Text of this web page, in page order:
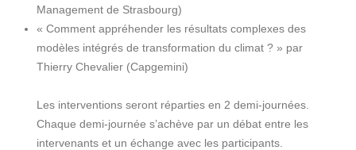
Management de Strasbourg)
« Comment appréhender les résultats complexes des
modèles intégrés de transformation du climat ? » par
Thierry Chevalier (Capgemini)
Les interventions seront réparties en 2 demi-journées.
Chaque demi-journée s’achève par un débat entre les
intervenants et un échange avec les participants.